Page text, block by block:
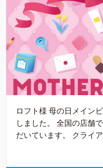
ロフト様 母の日メイン
しました。 全国の店舗
だいています。 クライ